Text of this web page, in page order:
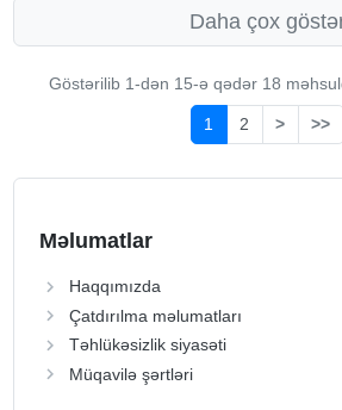
Daha çox
Göstərilib 1-dən 15-ə qədər 18
1 2 > >>
Məlumatlar
Haqqımızda
Çatdırılma məlumatları
Təhlükəsizlik siyasəti
Müqavilə şərtləri